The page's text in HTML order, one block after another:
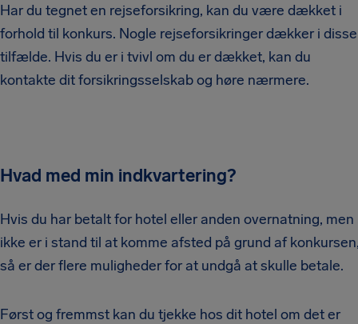
Har du tegnet en rejseforsikring, kan du være dækket i
forhold til konkurs. Nogle rejseforsikringer dækker i disse
tilfælde. Hvis du er i tvivl om du er dækket, kan du
kontakte dit forsikringsselskab og høre nærmere.
Hvad med min indkvartering?
Hvis du har betalt for hotel eller anden overnatning, men
ikke er i stand til at komme afsted på grund af
så er der flere muligheder for at undgå at skulle betale.
Først og fremmst kan du tjekke hos dit hotel om det er